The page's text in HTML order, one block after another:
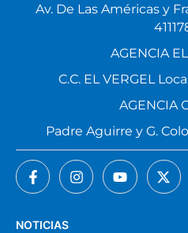
NOTICIAS
Av. De Las Américas y
AGENCIA
C.C. EL VERGEL
AGENCIA
Padre Aguirre y G.